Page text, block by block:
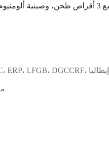
للصدأ، وتشغيل هادئ. تأتي مع 3 أقراص
CE، CB، GS، EMC، ERP، LFGB، DGCCRF، إيطاليا
440 ×